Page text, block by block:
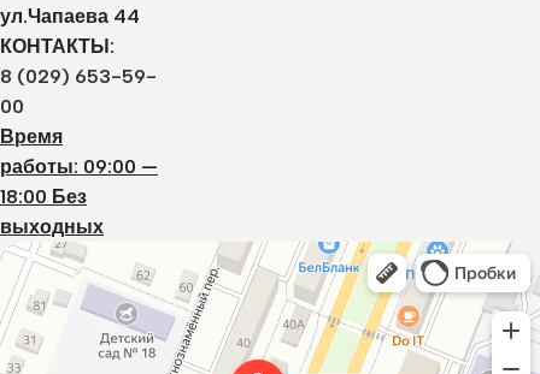
ул.Чапаева 44
КОНТАКТЫ:
8 (029) 653-59-
00
Время
работы: 09:00 —
18:00 Без
выходных
Дистар
Окна в Борисове
Двери в Борисове